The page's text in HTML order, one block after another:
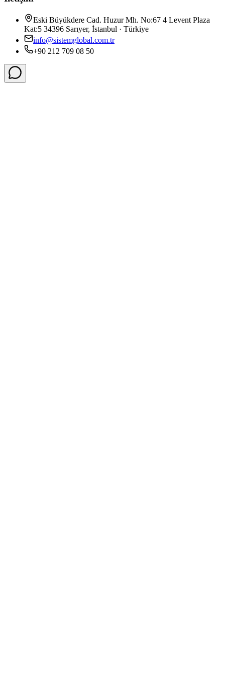
Eski Büyükdere Cad. Huzur Mh. No:67 4 Levent Plaza
Kat:5 34396 Sarıyer, İstanbul · Türkiye
info@sistemglobal.com.tr
+90 212 709 08 50